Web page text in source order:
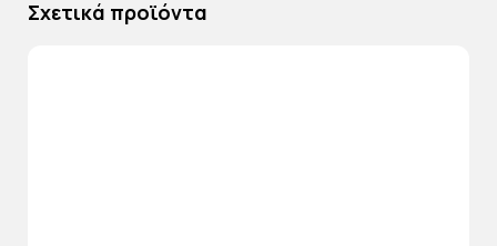
Σχετικά προϊόντα